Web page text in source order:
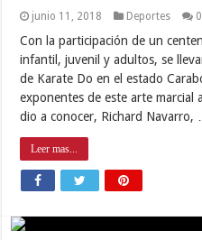
junio 11, 2018 Deportes 0
Con la participación de un
infantil, juvenil y adultos, se
de Karate Do en el estado
exponentes de este arte marcial
dio a conocer, Richard Navarro,
Leer mas...